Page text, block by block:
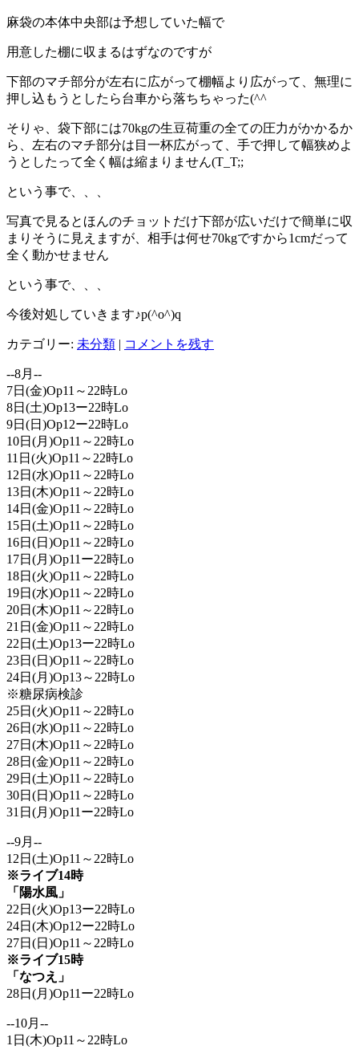
麻袋の本体中央部は予想していた幅で
用意した棚に収まるはずなのですが
下部のマチ部分が左右に広がって棚幅より広がって、無理に
押し込もうとしたら台車から落ちちゃった(^^ゞ
そりゃ、袋下部には70kgの生豆荷重の全ての圧力がかかるか
ら、左右のマチ部分は目一杯広がって、手で押して幅狭めよ
うとしたって全く幅は縮まりません(T_T;;
という事で、、、
写真で見るとほんのチョットだけ下部が広いだけで簡単に収
まりそうに見えますが、相手は何せ70kgですから1cmだって
全く動かせません
という事で、、、
今後対処していきます♪p(^o^)q
カテゴリー: 未分類 | コメントを残す
--8月--
7日(金)Op11～22時Lo
8日(土)Op13ー22時Lo
9日(日)Op12ー22時Lo
10日(月)Op11～22時Lo
11日(火)Op11～22時Lo
12日(水)Op11～22時Lo
13日(木)Op11～22時Lo
14日(金)Op11～22時Lo
15日(土)Op11～22時Lo
16日(日)Op11～22時Lo
17日(月)Op11ー22時Lo
18日(火)Op11～22時Lo
19日(水)Op11～22時Lo
20日(木)Op11～22時Lo
21日(金)Op11～22時Lo
22日(土)Op13ー22時Lo
23日(日)Op11～22時Lo
24日(月)Op13～22時Lo
※糖尿病検診
25日(火)Op11～22時Lo
26日(水)Op11～22時Lo
27日(木)Op11～22時Lo
28日(金)Op11～22時Lo
29日(土)Op11～22時Lo
30日(日)Op11～22時Lo
31日(月)Op11ー22時Lo
--9月--
12日(土)Op11～22時Lo
※ライブ14時
「陽水風」
22日(火)Op13ー22時Lo
24日(木)Op12ー22時Lo
27日(日)Op11～22時Lo
※ライブ15時
「なつえ」
28日(月)Op11ー22時Lo
--10月--
1日(木)Op11～22時Lo